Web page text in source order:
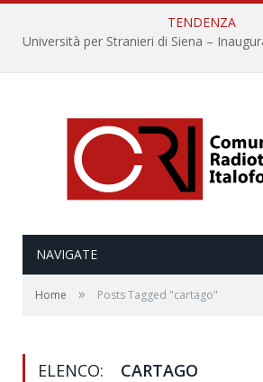
TENDENZA
NAVIGATE
Home » Posts Tagged "cartago"
ELENCO: CARTAGO